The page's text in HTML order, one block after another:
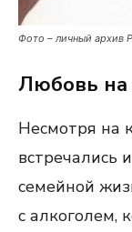
Фото – личный архив
Любовь
Несмотря на
встречались
семейной
с алкоголем,